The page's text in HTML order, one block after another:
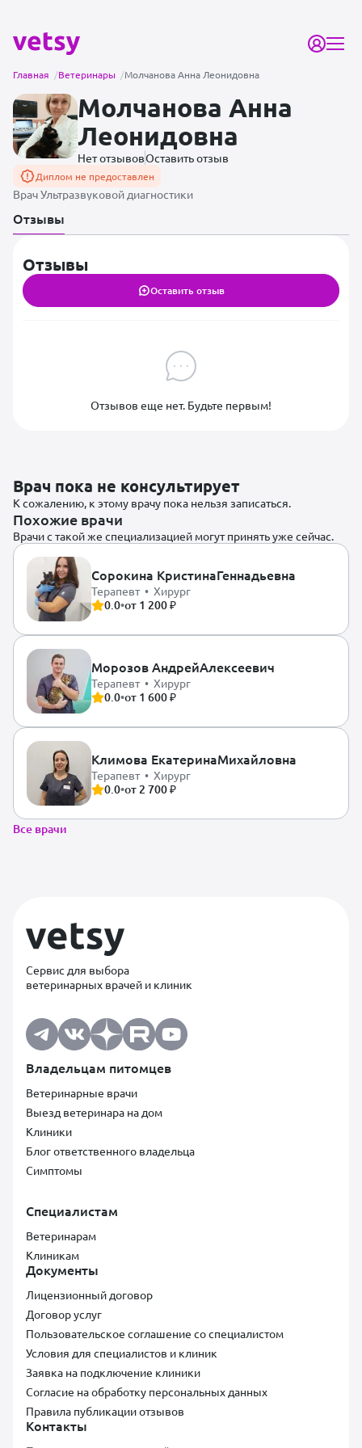
Главная /Ветеринары /Молчанова Анна Леонидовна
Молчанова Анна
Леонидовна
Нет отзывовОставить отзыв
Диплом не предоставлен
Врач Ультразвуковой диагностики
Отзывы
Отзывы
Оставить отзыв
Отзывов еще нет. Будьте первым!
Врач пока не консультирует
К сожалению, к этому врачу пока нельзя записаться.
Похожие врачи
Врачи с такой же специализацией могут принять уже сейчас.
Сорокина КристинаГеннадьевна
Терапевт • Хирург
0.0•от 1 200 ₽
Морозов АндрейАлексеевич
Терапевт • Хирург
0.0•от 1 600 ₽
Климова ЕкатеринаМихайловна
Терапевт • Хирург
0.0•от 2 700 ₽
Все врачи
Сервис для выбора
ветеринарных врачей и клиник
Владельцам питомцев
Ветеринарные врачи
Выезд ветеринара на дом
Клиники
Блог ответственного владельца
Симптомы
Специалистам
Ветеринарам
Клиникам
Документы
Лицензионный договор
Договор услуг
Пользовательское соглашение со специалистом
Условия для специалистов и клиник
Заявка на подключение клиники
Согласие на обработку персональных данных
Правила публикации отзывов
Контакты